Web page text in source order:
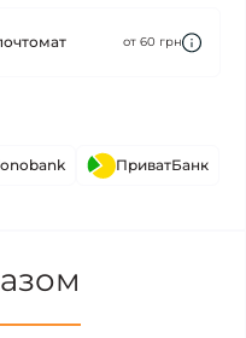
от 60 грн
ПриватБанк